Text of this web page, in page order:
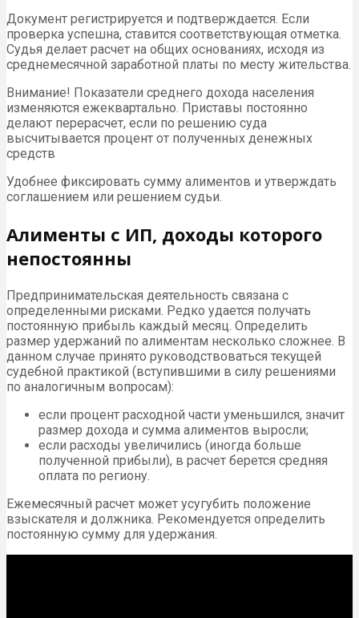
Документ регистрируется и подтверждается. Если
проверка успешна, ставится соответствующая отметка.
Судья делает расчет на общих основаниях, исходя из
среднемесячной заработной платы по месту жительства.
Внимание! Показатели среднего дохода населения
изменяются ежеквартально. Приставы постоянно
делают перерасчет, если по решению суда
высчитывается процент от полученных денежных
средств
Удобнее фиксировать сумму алиментов и утверждать
соглашением или решением судьи.
Алименты с ИП, доходы которого
непостоянны
Предпринимательская деятельность связана с
определенными рисками. Редко удается получать
постоянную прибыль каждый месяц. Определить
размер удержаний по алиментам несколько сложнее. В
данном случае принято руководствоваться текущей
судебной практикой (вступившими в силу решениями
по аналогичным вопросам):
если процент расходной части уменьшился, значит
размер дохода и сумма алиментов выросли;
если расходы увеличились (иногда больше
полученной прибыли), в расчет берется средняя
оплата по региону.
Ежемесячный расчет может усугубить положение
взыскателя и должника. Рекомендуется определить
постоянную сумму для удержания.